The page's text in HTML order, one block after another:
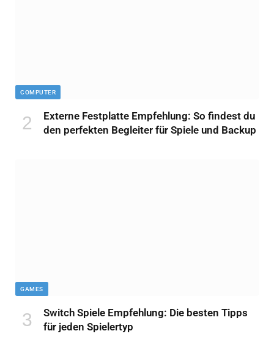
COMPUTER
Externe Festplatte Empfehlung: So findest du
den perfekten Begleiter für Spiele und Backup
GAMES
Switch Spiele Empfehlung: Die besten Tipps
für jeden Spielertyp